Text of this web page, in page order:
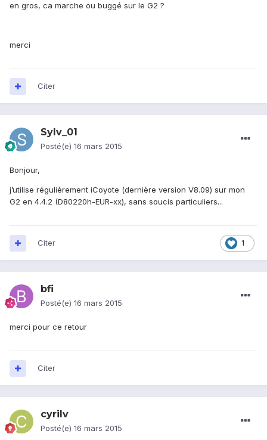
en gros, ca marche ou buggé sur le G2 ?
merci
Citer
Sylv_01
Posté(e) 16 mars 2015
Bonjour,
j’utilise régulièrement iCoyote (dernière version V8.09) sur mon
G2 en 4.4.2 (D80220h-EUR-xx), sans soucis particuliers...
1
Citer
bfi
Posté(e) 16 mars 2015
merci pour ce retour
Citer
cyrilv
Posté(e) 16 mars 2015